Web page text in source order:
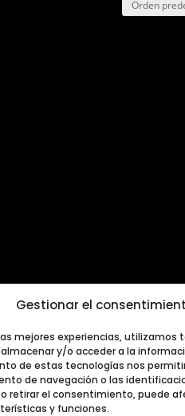
Gestionar el
mejores experiencias, utilizamos
y/o acceder a la
de estas tecnologías nos
de navegación o las
retirar el consentimiento, puede
y funciones.
Año 2026